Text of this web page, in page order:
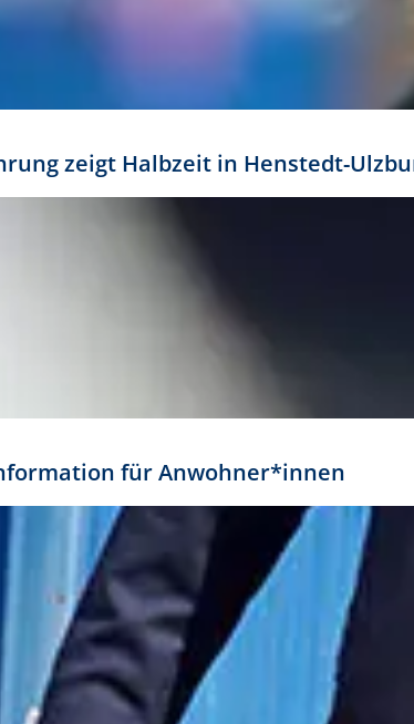
zeigt Halbzeit in Henstedt-
für Anwohner*innen